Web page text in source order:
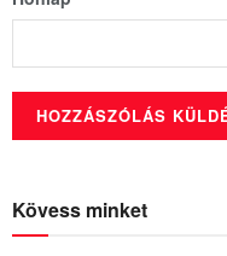
Kövess minket